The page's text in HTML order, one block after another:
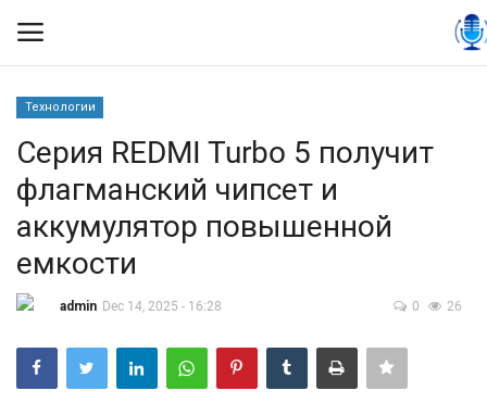
Контакты
Правила размещения
Политика
Экономика
Технологии
Серия REDMI Turbo 5 получит
флагманский чипсет и
аккумулятор повышенной
емкости
admin Dec 14, 2025 - 16:28 0 26